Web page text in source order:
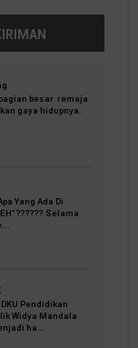
besar remaja
gaya hidupnya.
Yang Ada Di
?????? Selama
Pendidikan
Widya Mandala
ha...